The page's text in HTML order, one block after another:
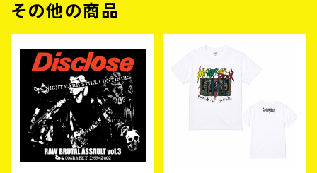
その他の商品